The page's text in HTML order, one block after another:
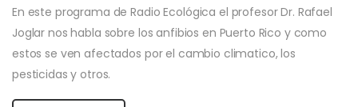
En este programa de Radio Ecológica el profesor Dr. Rafael
Joglar nos habla sobre los anfibios en Puerto Rico y como
estos se ven afectados por el cambio climatico, los
pesticidas y otros.